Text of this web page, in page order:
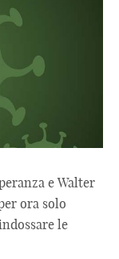
e Walter
ora solo
le